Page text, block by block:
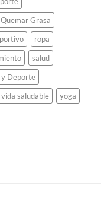
Quemar Grasa
ropa
salud
y Deporte
vida saludable yoga